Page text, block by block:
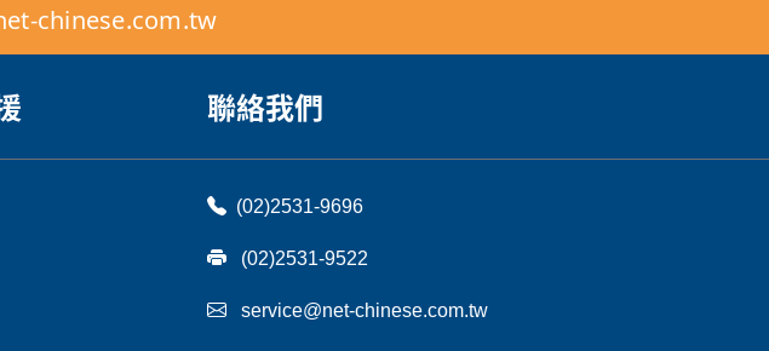
chinese.com.tw
聯絡我們
(02)2531-9696
(02)2531-9522
service@net-chinese.com.tw